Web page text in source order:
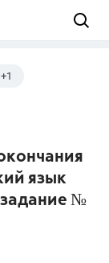
+1
язык
задание №